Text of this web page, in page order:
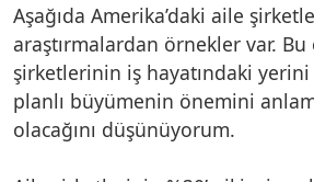
Aşağıda Amerika’daki aile
araştırmalardan örnekler var.
şirketlerinin iş hayatındaki
planlı büyümenin önemini
olacağını düşünüyorum.